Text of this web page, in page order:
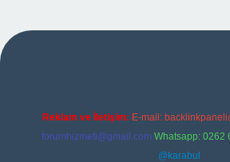
giriş
Reklam ve İletişim: E-mail:
forumhizmeti@gmail.com Whatsapp: 0262
@karabul